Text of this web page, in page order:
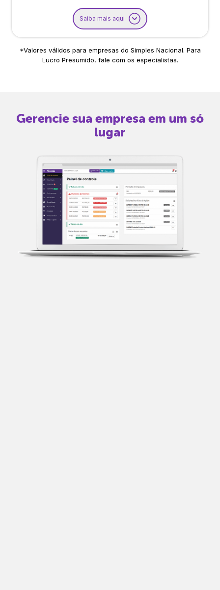
Saiba mais aqui
*Valores válidos para empresas do Simples Nacional. Para
Lucro Presumido, fale com os especialistas.
Gerencie sua empresa em um só
lugar